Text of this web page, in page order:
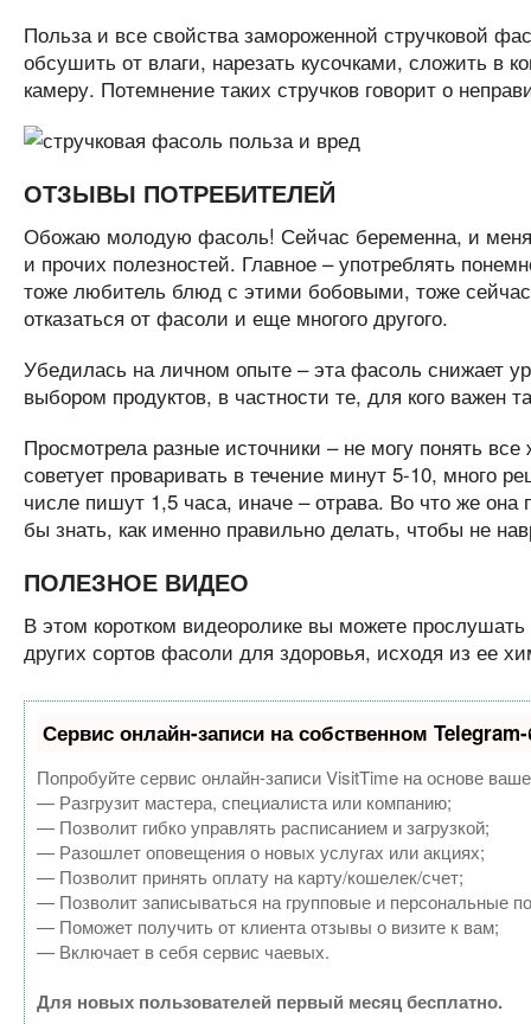
Польза и все свойства замороженной стручковой
обсушить от влаги, нарезать кусочками, сложить в
камеру. Потемнение таких стручков говорит о
ОТЗЫВЫ ПОТРЕБИТЕЛЕЙ
Обожаю молодую фасоль! Сейчас беременна, и
и прочих полезностей. Главное – употреблять
тоже любитель блюд с этими бобовыми, тоже
отказаться от фасоли и еще многого другого.
Убедилась на личном опыте – эта фасоль снижает
выбором продуктов, в частности те, для кого важен
Просмотрела разные источники – не могу понять
советует проваривать в течение минут 5-10, много
числе пишут 1,5 часа, иначе – отрава. Во что же она
бы знать, как именно правильно делать, чтобы не
ПОЛЕЗНОЕ ВИДЕО
В этом коротком видеоролике вы можете
других сортов фасоли для здоровья, исходя из ее
Сервис онлайн-записи на собственном
Попробуйте сервис онлайн-записи VisitTime на основе
— Разгрузит мастера, специалиста или компанию;
— Позволит гибко управлять расписанием и загрузкой;
— Разошлет оповещения о новых услугах или акциях;
— Позволит принять оплату на карту/кошелек/счет;
— Позволит записываться на групповые и персональные
— Поможет получить от клиента отзывы о визите к вам;
— Включает в себя сервис чаевых.
Для новых пользователей первый месяц бесплатно.